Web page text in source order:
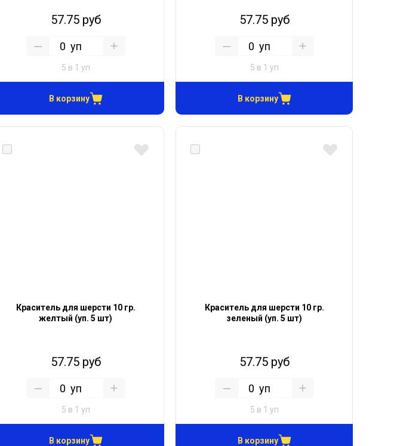
57.75 руб
уп
5 в 1 уп
В корзину
57.75 руб
уп
5 в 1 уп
В корзину
Краситель для шерсти 10 гр.
желтый (уп. 5 шт)
57.75 руб
уп
5 в 1 уп
В корзину
Краситель для шерсти 10 гр.
зеленый (уп. 5 шт)
57.75 руб
уп
5 в 1 уп
В корзину